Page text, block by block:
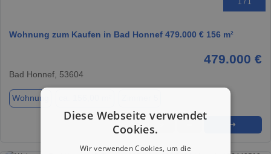
1 / 1
Wohnung zum Kaufen in Bad Honnef 479.000 € 156 m²
479.000 €
Bad Honnef, 53604
Wohnung
➜
Diese Webseite verwendet
Cookies.
Wir verwenden Cookies, um die